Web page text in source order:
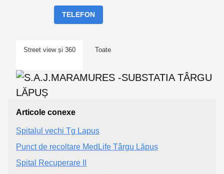
TELEFON
Street view și 360 Toate
Articole conexe
Spitalul vechi Tg Lapus
Punct de recoltare MedLife Târgu Lăpuș
Spital Recuperare II